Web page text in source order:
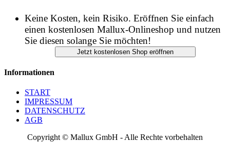
Keine Kosten, kein Risiko. Eröffnen Sie einfach
einen kostenlosen Mallux-Onlineshop und nutzen
Sie diesen solange Sie möchten!
Informationen
START
IMPRESSUM
DATENSCHUTZ
AGB
Copyright © Mallux GmbH - Alle Rechte vorbehalten